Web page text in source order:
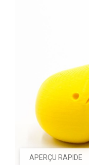
APERÇU RAPIDE